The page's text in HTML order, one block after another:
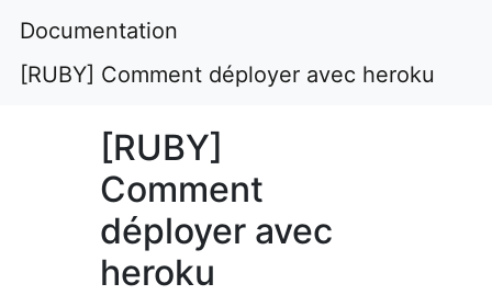
Documentation
[RUBY] Comment déployer avec heroku
[RUBY]
Comment
déployer avec
heroku